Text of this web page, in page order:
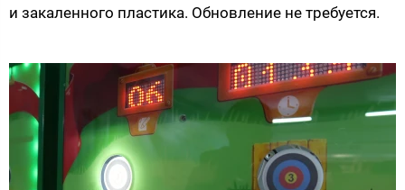
и закаленного пластика. Обновление не требуется.